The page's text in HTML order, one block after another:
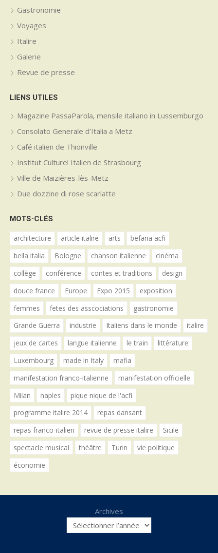
Gastronomie
Voyages
Italire
Galerie
Revue de presse
LIENS UTILES
Magazine PassaParola, mensile italiano in Lussemburgo
Consolato Generale d’Italia a Metz
Café italien de Thionville
Institut Culturel Italien de Strasbourg
Ville de Maizières-lès-Metz
Due dozzine di rose scarlatte
MOTS-CLÉS
architecture article italire arts
befana acfi
bella italia
Bologne chanson italienne
cinéma
collège
conférence contes et traditions
design
douce france
Europe Expo 2015
exposition
femmes
fetes des asscociations
gastronomie
Grande Guerra
industrie Italiens dans le monde
italire
jeux de cartes
langue italienne le train
littérature
Luxembourg
made in Italy
mafia
manifestation franco-italienne
manifestation officielle
Milan
naples
pique nique de l'acfi
programme italire 2014
repas dansant
repas franco-italien
revue de presse italire
Sicile
spectacle musical
théâtre Turin
vie politique
économie
Archives